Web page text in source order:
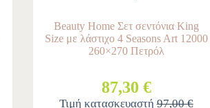
Beauty Home Σετ σεντόνια King
Size με λάστιχο 4 Seasons Art 12000
260×270 Πετρόλ
87,30 €
Τιμή κατασκευαστή97,00 €